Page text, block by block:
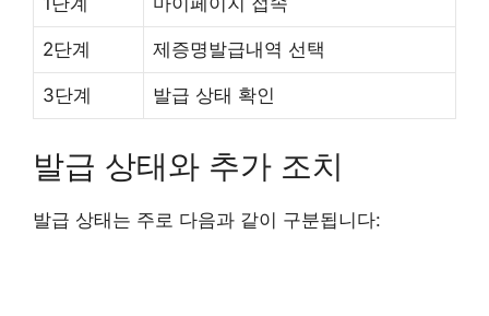
2단계 제증명발급내역 선택
3단계 발급 상태 확인
발급 상태와 추가 조치
발급 상태는 주로 다음과 같이 구분됩니다: